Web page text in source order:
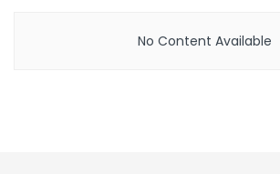
No Content Available